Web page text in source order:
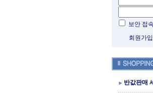
보안 접속
회원가입
반값판매